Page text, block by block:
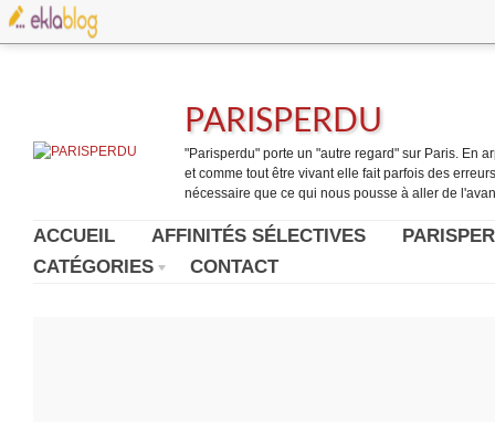
PARISPERDU
"Parisperdu" porte un "autre regard" sur Paris. En
et comme tout être vivant elle fait parfois des
nécessaire que ce qui nous pousse à aller de
ACCUEIL AFFINITÉS SÉLECTIVES
CATÉGORIES
CONTACT